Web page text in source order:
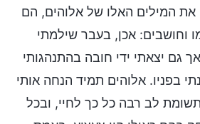
את המילים האלו של אלוהים, הם
וחושבים: אכן, בעבר שילמתי
גם יצאתי ידי חובה בהתנהגותי
בפניו. אלוהים תמיד הנחה אותי
לב רבה כל כך לחיי, ובכל